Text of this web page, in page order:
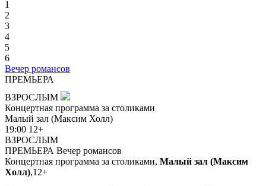
1
2
3
4
5
6
Вечер романсов
ПРЕМЬЕРА
ВЗРОСЛЫМ
Концертная программа за столиками
Малый зал (Максим Холл)
19:00 12+
ВЗРОСЛЫМ
ПРЕМЬЕРА Вечер романсов
Концертная программа за столиками, Малый зал (Максим
Холл),12+